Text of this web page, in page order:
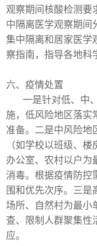
观察期间核酸检测要
中隔离医学观察期间
集中隔离和居家医学
察指南，指导各地科
六、疫情处置
一是针对低、中
施，低风险地区落实
准备。二是中风险地
（如学校以班级、
办公室、农村以户为
消毒。根据疫情防控
围和优先次序。三是
场所、自然村为最小
查、限制人群聚集性
应。